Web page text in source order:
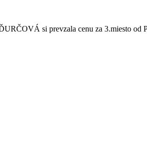
si prevzala cenu za 3.miesto od